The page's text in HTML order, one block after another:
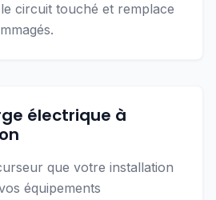
circuit touché et remplace
électrique à
que votre installation
équipements